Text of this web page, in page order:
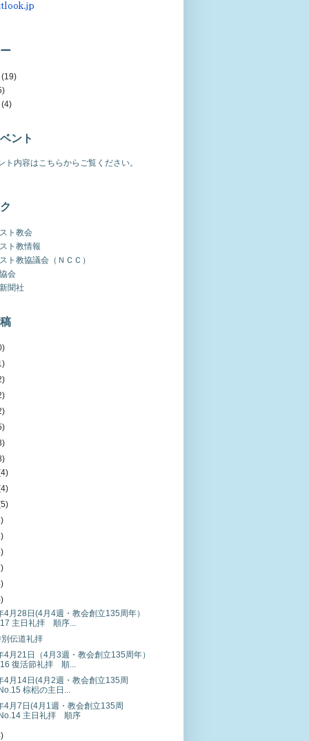
(19)
(4)
ント
ト内容はこちらからご覧ください。
ト教会
ト教情報
ト教協議会（ＮＣＣ）
会
聞社
4月28日(4月4週・教会創立135周年）
主日礼拝 順序...
伝道礼拝
4月21日（4月3週・教会創立135周年）
復活節礼拝 順...
4月14日(4月2週・教会創立135周
棕梠の主日...
4月7日(4月1週・教会創立135周
主日礼拝 順序